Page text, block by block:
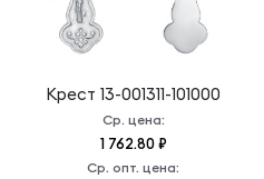
Крест 13-001311-101000
Ср. цена:
1 762.80 ₽
Ср. опт. цена: